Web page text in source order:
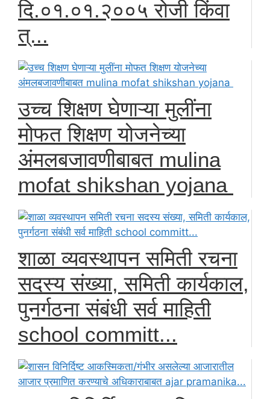
दि.०१.०१.२००५ रोजी किंवा
त्...
उच्च शिक्षण घेणाऱ्या मुलींना
मोफत शिक्षण योजनेच्या
अंमलबजावणीबाबत mulina
mofat shikshan yojana
शाळा व्यवस्थापन समिती रचना
सदस्य संख्या, समिती कार्यकाल,
पुनर्गठना संबंधी सर्व माहिती
school committ...